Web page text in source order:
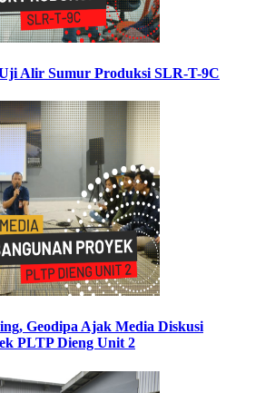
Uji Alir Sumur Produksi SLR-T-9C
Geodipa Ajak Media Diskusi
PLTP Dieng Unit 2